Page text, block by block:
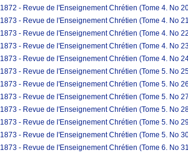
1872 - Revue de l'Enseignement Chrétien (Tome 4. No
1873 - Revue de l'Enseignement Chrétien (Tome 4. No
1873 - Revue de l'Enseignement Chrétien (Tome 4. No
1873 - Revue de l'Enseignement Chrétien (Tome 4. No
1873 - Revue de l'Enseignement Chrétien (Tome 4. No
1873 - Revue de l'Enseignement Chrétien (Tome 5. No
1873 - Revue de l'Enseignement Chrétien (Tome 5. No
1873 - Revue de l'Enseignement Chrétien (Tome 5. No
1873 - Revue de l'Enseignement Chrétien (Tome 5. No
1873 - Revue de l'Enseignement Chrétien (Tome 5. No
1873 - Revue de l'Enseignement Chrétien (Tome 5. No
1873 - Revue de l'Enseignement Chrétien (Tome 6. No